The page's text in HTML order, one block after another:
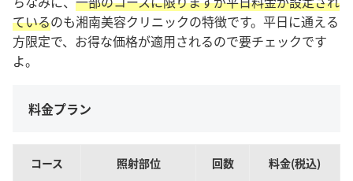
ているのも湘南美容クリニックの特徴です。平日に通える
方限定で、お得な価格が適用されるので要チェックです
よ。
料金プラン
コース 照射部位 回数 料金(税込)